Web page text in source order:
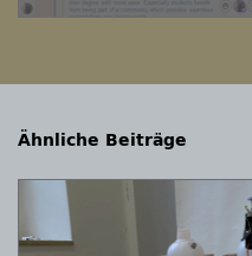
Ähnliche Beiträge